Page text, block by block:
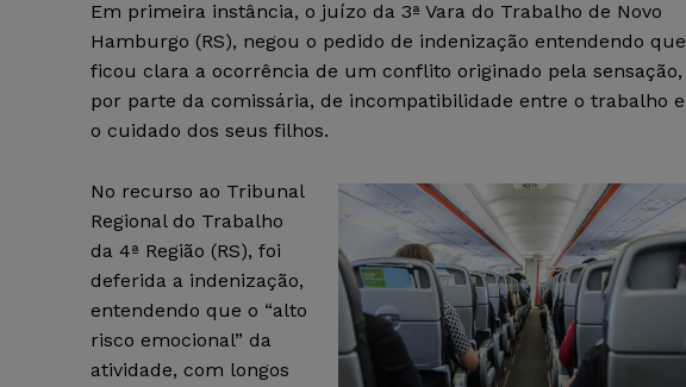
Em primeira instância, o juízo da 3ª Vara do Trabalho de Novo
Hamburgo (RS), negou o pedido de indenização entendendo que
ficou clara a ocorrência de um conflito originado pela sensação,
por parte da comissária, de incompatibilidade entre o trabalho e
o cuidado dos seus filhos.
No recurso ao Tribunal
Regional do Trabalho
da 4ª Região (RS), foi
deferida a indenização,
entendendo que o “alto
risco emocional” da
atividade, com longos